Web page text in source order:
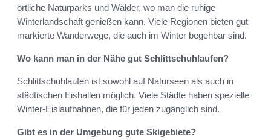
örtliche Naturparks und Wälder, wo man die ruhige
Winterlandschaft genießen kann. Viele Regionen bieten gut
markierte Wanderwege, die auch im Winter begehbar sind.
Wo kann man in der Nähe gut Schlittschuhlaufen?
Schlittschuhlaufen ist sowohl auf Naturseen als auch in
städtischen Eishallen möglich. Viele Städte haben spezielle
Winter-Eislaufbahnen, die für jeden zugänglich sind.
Gibt es in der Umgebung gute Skigebiete?